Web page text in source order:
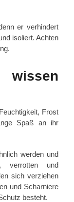
er verhindert
isoliert. Achten
Frost
Spaß an ihr
werden und
verrotten und
sich verziehen
und Scharniere
besteht.